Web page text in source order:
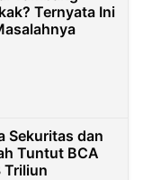
Ternyata Ini
Sekuritas dan
Tuntut BCA
Triliun